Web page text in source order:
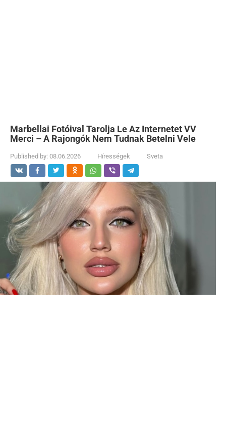
Marbellai Fotóival Tarolja Le Az Internetet VV
Merci – A Rajongók Nem Tudnak Betelni Vele
Published by: 08.06.2026 Hírességek Sveta